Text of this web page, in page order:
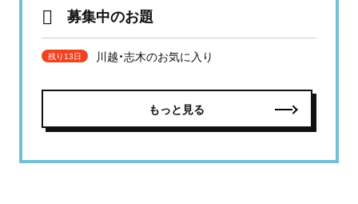
募集中のお題
残り13日 川越・志木のお気に入り
もっと見る